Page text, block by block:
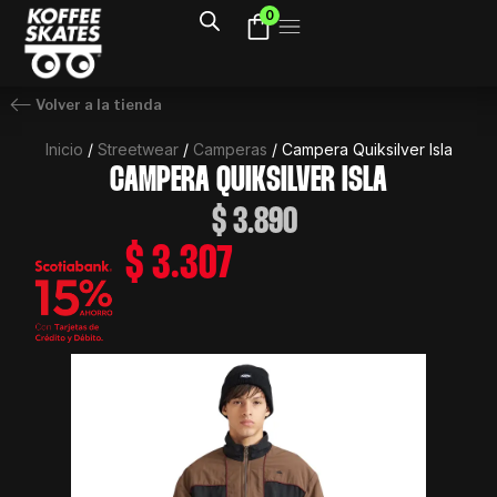
contenido
0
Volver a la tienda
Inicio / Streetwear/ Camperas / Campera Quiksilver Isla
CAMPERA QUIKSILVER ISLA
$3.890
$ 3.307